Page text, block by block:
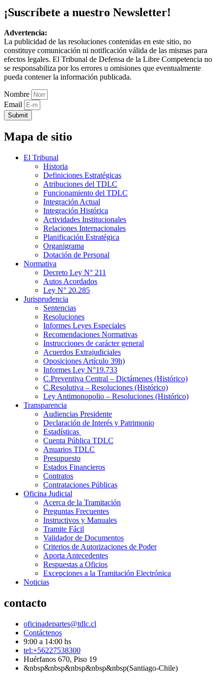
¡Suscríbete a nuestro Newsletter!
Advertencia:
La publicidad de las resoluciones contenidas en este sitio, no
constituye comunicación ni notificación válida de las mismas para
efectos legales. El Tribunal de Defensa de la Libre Competencia no
se responsabiliza por los errores u omisiones que eventualmente
pueda contener la información publicada.
Nombre
Email
Submit
Mapa de sitio
El Tribunal
Historia
Definiciones Estratégicas
Atribuciones del TDLC
Funcionamiento del TDLC
Integración Actual
Integración Histórica
Actividades Institucionales
Relaciones Internacionales
Planificación Estratégica
Organigrama
Dotación de Personal
Normativa
Decreto Ley N° 211
Autos Acordados
Ley N° 20.285
Jurisprudencia
Sentencias
Resoluciones
Informes Leyes Especiales
Recomendaciones Normativas
Instrucciones de carácter general
Acuerdos Extrajudiciales
Oposiciones Artículo 39h)
Informes Ley N°19.733
C.Preventiva Central – Dictámenes (Histórico)
C.Resolutiva – Resoluciones (Histórico)
Ley Antimonopolio – Resoluciones (Histórico)
Transparencia
Audiencias Presidente
Declaración de Interés y Patrimonio
Estadísticas
Cuenta Pública TDLC
Anuarios TDLC
Presupuesto
Estados Financieros
Contratos
Contrataciones Públicas
Oficina Judicial
Acerca de la Tramitación
Preguntas Frecuentes
Instructivos y Manuales
Tramite Fácil
Validador de Documentos
Criterios de Autorizaciones de Poder
Aporta Antecedentes
Respuestas a Oficios
Excepciones a la Tramitación Electrónica
Noticias
contacto
oficinadepartes@tdlc.cl
Contáctenos
9:00 a 14:00 hs
tel:+56227538300
Huérfanos 670, Piso 19
&nbsp&nbsp&nbsp&nbsp&nbsp(Santiago-Chile)